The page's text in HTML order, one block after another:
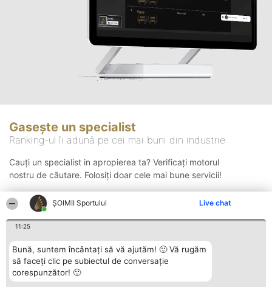
ȘOIMII Sportului Live chat
11:25
Bună, suntem încântați să vă ajutăm! 🙂 Vă rugăm
să faceți clic pe subiectul de conversație
corespunzător! 🙂
Gasește un specialist
Ranking-ul îi adună pe cei mai buni din industrie
Cauți un specialist in apropierea ta? Verificați motorul
nostru de căutare. Folosiți doar cele mai bune servicii!